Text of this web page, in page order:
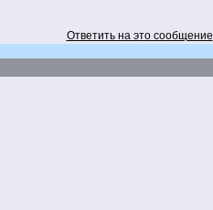
Ответить на это сообщение